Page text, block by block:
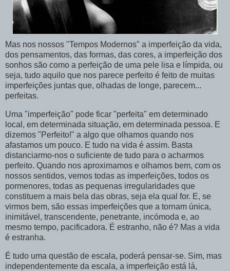
Mas nos nossos "Tempos Modernos" a imperfeição da vida,
dos pensamentos, das formas, das cores, a imperfeição dos
sonhos são como a perfeição de uma pele lisa e límpida, ou
seja, tudo aquilo que nos parece perfeito é feito de muitas
imperfeições juntas que, olhadas de longe, parecem...
perfeitas.
Uma "imperfeição" pode ficar "perfeita" em determinado
local, em determinada situação, em determinada pessoa. E
dizemos "Perfeito!" a algo que olhamos quando nos
afastamos um pouco. E tudo na vida é assim. Basta
distanciarmo-nos o suficiente de tudo para o acharmos
perfeito. Quando nos aproximamos e olhamos bem, com os
nossos sentidos, vemos todas as imperfeições, todos os
pormenores, todas as pequenas irregularidades que
constituem a mais bela das obras, seja ela qual for. E, se
virmos bem, são essas imperfeições que a tornam única,
inimitável, transcendente, penetrante, incómoda e, ao
mesmo tempo, pacificadora. É estranho, não é? Mas a vida
é estranha.
É tudo uma questão de escala, poderá pensar-se. Sim, mas
independentemente da escala, a imperfeição está lá,